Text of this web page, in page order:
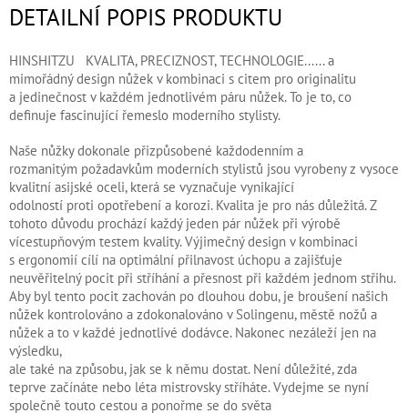
DETAILNÍ POPIS PRODUKTU
HINSHITZU KVALITA, PRECIZNOST, TECHNOLOGIE...... a
mimořádný design nůžek v kombinaci s citem pro originalitu
a jedinečnost v každém jednotlivém páru nůžek. To je to, co
definuje fascinující řemeslo moderního stylisty.
Naše nůžky dokonale přizpůsobené každodenním a
rozmanitým požadavkům moderních stylistů jsou vyrobeny z vysoce
kvalitní asijské oceli, která se vyznačuje vynikající
odolností proti opotřebení a korozi. Kvalita je pro nás důležitá. Z
tohoto důvodu prochází každý jeden pár nůžek při výrobě
vícestupňovým testem kvality. Výjimečný design v kombinaci
s ergonomií cílí na optimální přilnavost úchopu a zajišťuje
neuvěřitelný pocit při stříhání a přesnost při každém jednom střihu.
Aby byl tento pocit zachován po dlouhou dobu, je broušení našich
nůžek kontrolováno a zdokonalováno v Solingenu, městě nožů a
nůžek a to v každé jednotlivé dodávce. Nakonec nezáleží jen na
výsledku,
ale také na způsobu, jak se k němu dostat. Není důležité, zda
teprve začínáte nebo léta mistrovsky stříháte. Vydejme se nyní
společně touto cestou a ponořme se do světa